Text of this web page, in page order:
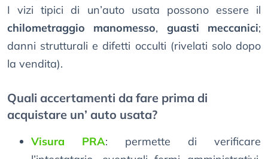
I vizi tipici di un’auto usata possono essere il
chilometraggio manomesso, guasti meccanici;
danni strutturali e difetti occulti (rivelati solo dopo
la vendita).
Quali accertamenti da fare prima di
acquistare un’ auto usata?
Visura PRA: permette di verificare